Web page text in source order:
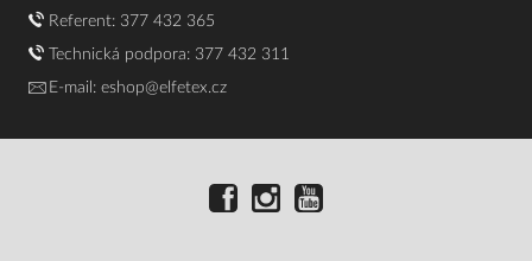
Referent: 377 432 365
Technická podpora: 377 432 311
E-mail: eshop@elfetex.cz